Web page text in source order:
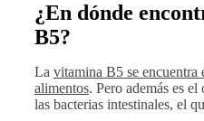
¿En dónde
B5?
La vitamina B5 se encuentra
alimentos. Pero además es
las bacterias intestinales, el